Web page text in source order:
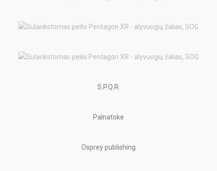
S.P.Q.R.
Palnatoke
Osprey publishing